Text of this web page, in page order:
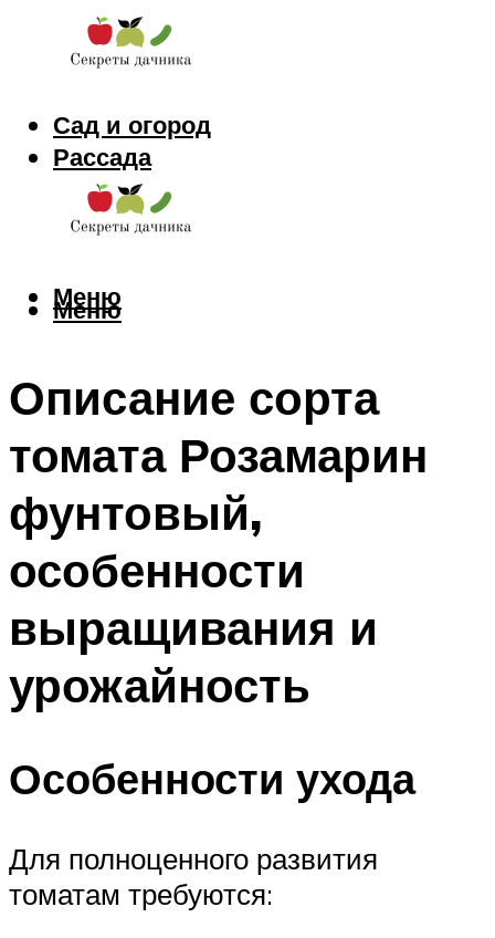
Сад и огород
Рассада
Цветы
Заготовки
Меню
Меню
Описание сорта
томата Розамарин
фунтовый,
особенности
выращивания и
урожайность
Особенности ухода
Для полноценного развития
томатам требуются: